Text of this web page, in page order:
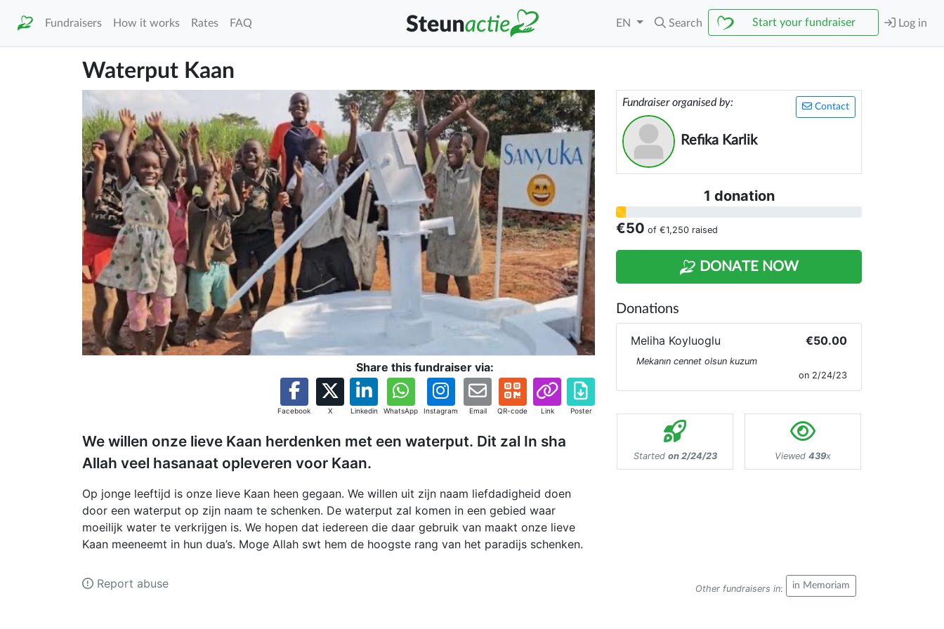
Fundraisers How it works Rates FAQ EN Search Start your fundraiser Log in
Waterput Kaan
Share this fundraiser via:
Facebook X Linkedin WhatsApp Instagram Email QR-code Link Poster
We willen onze lieve Kaan herdenken met een waterput. Dit zal In sha
Allah veel hasanaat opleveren voor Kaan.
Op jonge leeftijd is onze lieve Kaan heen gegaan. We willen uit zijn naam liefdadigheid doen
door een waterput op zijn naam te schenken. De waterput zal komen in een gebied waar
moeilijk water te verkrijgen is. We hopen dat iedereen die daar gebruik van maakt onze lieve
Kaan meeneemt in hun dua’s. Moge Allah swt hem de hoogste rang van het paradijs schenken.
Contact
Fundraiser organised by:
Refika Karlik
1 donation
€50 of €1,250 raised
DONATE NOW
Donations
Meliha Koyluoglu €50.00
Mekanın cennet olsun kuzum
on 2/24/23
Started on 2/24/23 Viewed 439x
Other fundraisers in: in Memoriam
Report abuse